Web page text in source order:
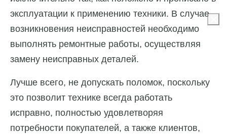
эксплуатации к применению техники. В случае
возникновения неисправностей необходимо
выполнять ремонтные работы, осуществляя
замену неисправных деталей.
Лучше всего, не допускать поломок, поскольку
это позволит технике всегда работать
исправно, полностью удовлетворяя
потребности покупателей, а также клиентов,